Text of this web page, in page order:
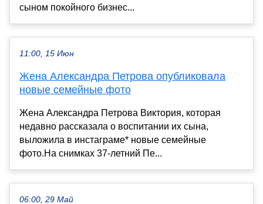
сыном покойного бизнес...
11:00, 15 Июн
Жена Александра Петрова опубликовала
новые семейные фото
Жена Александра Петрова Виктория, которая
недавно рассказала о воспитании их сына,
выложила в инстаграме* новые семейные
фото.На снимках 37-летний Пе...
06:00, 29 Май